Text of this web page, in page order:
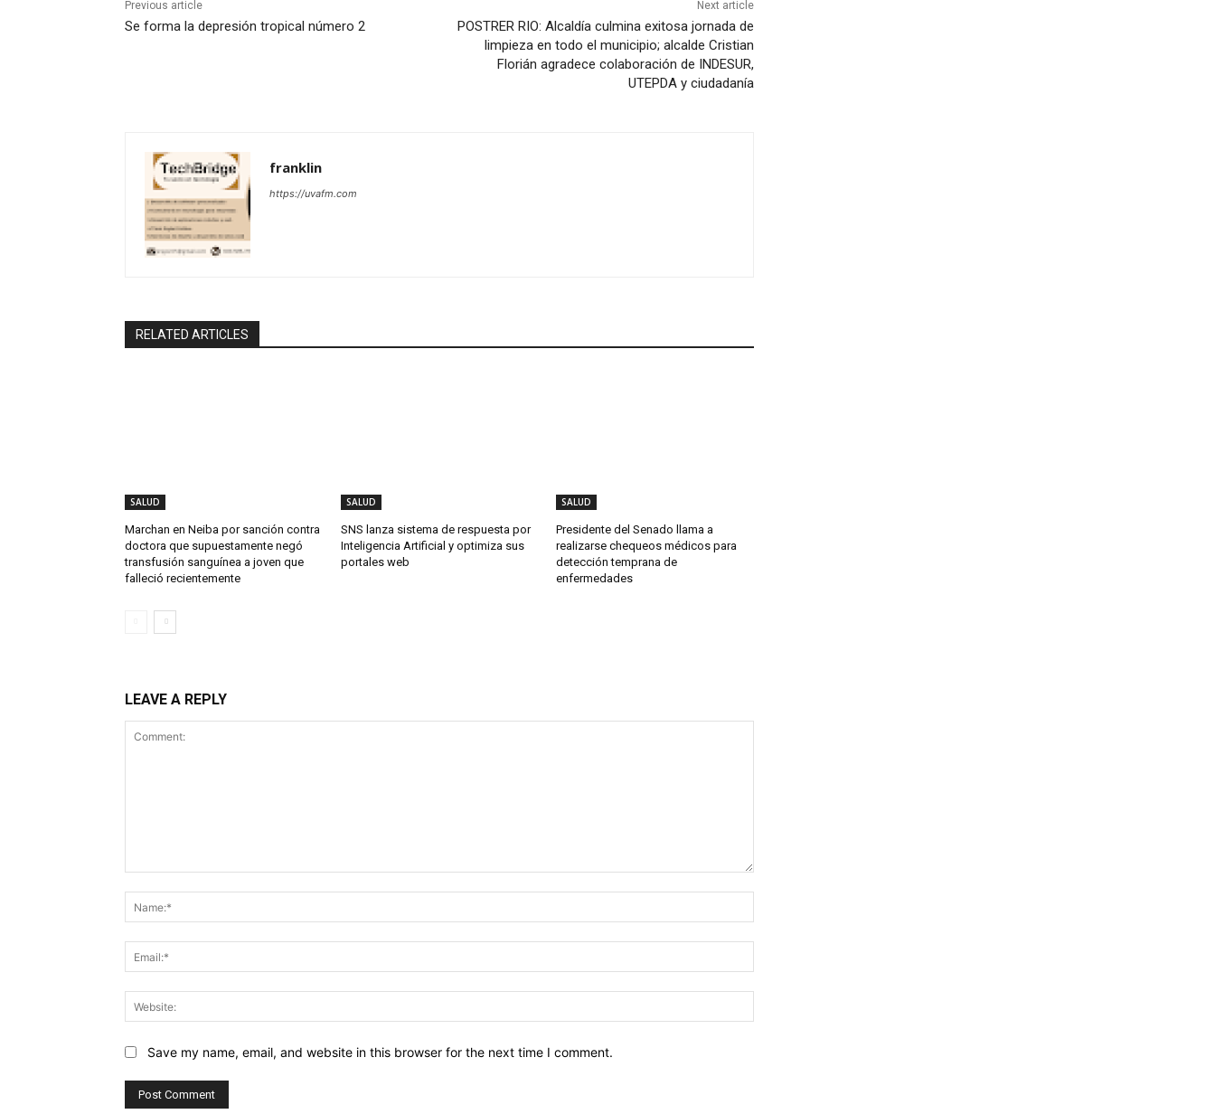
Previous article
Se forma la depresión tropical número 2
Next article
POSTRER RIO: Alcaldía culmina exitosa jornada de
limpieza en todo el municipio; alcalde Cristian
Florián agradece colaboración de INDESUR,
UTEPDA y ciudadanía
franklin
https://uvafm.com
RELATED ARTICLES
SALUD
Marchan en Neiba por sanción contra
doctora que supuestamente negó
transfusión sanguínea a joven que
falleció recientemente
SALUD
SNS lanza sistema de respuesta por
Inteligencia Artificial y optimiza sus
portales web
SALUD
Presidente del Senado llama a
realizarse chequeos médicos para
detección temprana de
enfermedades
LEAVE A REPLY
Save my name, email, and website in this browser for the next time I comment.